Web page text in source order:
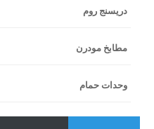
دريسنج روم
مطابخ مودرن
وحدات حمام